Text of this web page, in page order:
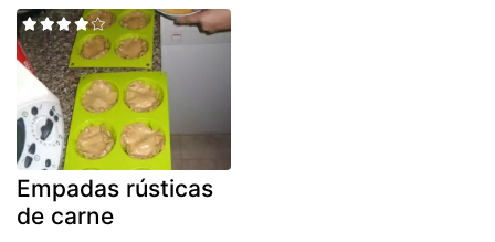
Empadas rústicas
de carne